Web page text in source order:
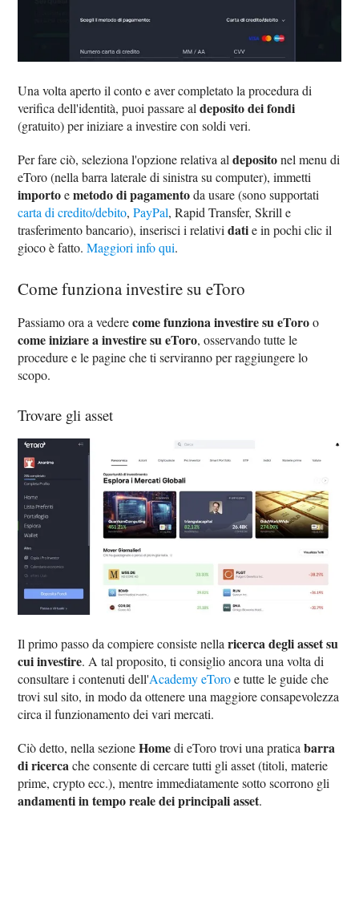
Una volta aperto il conto e aver completato la procedura di
verifica dell'identità, puoi passare aldeposito dei fondi
(gratuito) per iniziare a investire con soldi veri.
Per fare ciò, seleziona l'opzione relativa aldepositonel menu di
eToro (nella barra laterale di sinistra su computer), immetti
importoemetodo di pagamentoda usare (sono supportati
carta di credito/debito,PayPal, Rapid Transfer, Skrill e
trasferimento bancario), inserisci i relatividatie in pochi clic il
gioco è fatto.Maggiori info qui.
Come funziona investire su eToro
Passiamo ora a vederecome funziona investire su eToroo
come iniziare a investire su eToro, osservando tutte le
procedure e le pagine che ti serviranno per raggiungere lo
scopo.
Trovare gli asset
Il primo passo da compiere consiste nellaricerca degli asset su
cui investire. A tal proposito, ti consiglio ancora una volta di
consultare i contenuti dell'Academy eToroe tutte le guide che
trovi sul sito, in modo da ottenere una maggiore consapevolezza
circa il funzionamento dei vari mercati.
Ciò detto, nella sezioneHomedi eToro trovi una praticabarra
di ricercache consente di cercare tutti gli asset (titoli, materie
prime, crypto ecc.), mentre immediatamente sotto scorrono gli
andamenti in tempo reale dei principali asset.